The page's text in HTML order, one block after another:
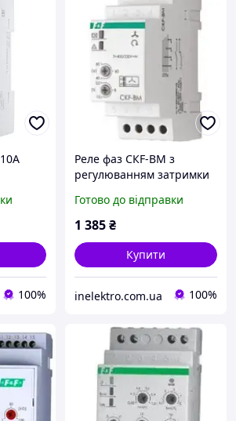
100%
Реле фаз CКF-BM з
регулюванням затримки
Готово до відправки
1 385₴
Купити
inelektro.com.ua 100%